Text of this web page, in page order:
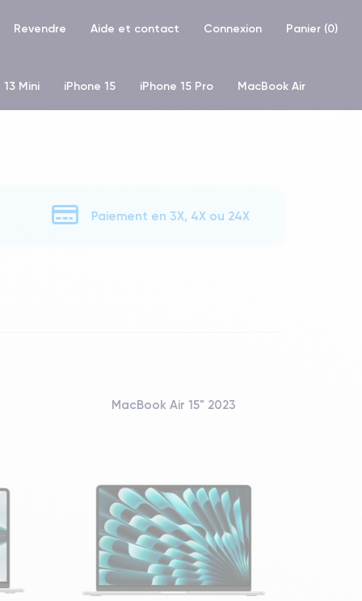
Revendre Aide et contact Connexion Panier (0)
Mini iPhone 15 iPhone 15 Pro MacBook Air
Paiement en 3X, 4X ou 24X
MacBook Air 15" 2023